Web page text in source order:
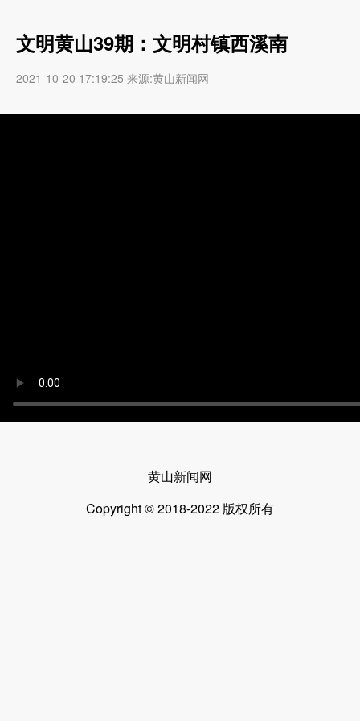
文明黄山39期：文明村镇西溪南
2021-10-20 17:19:25 来源:黄山新闻网
黄山新闻网
Copyright © 2018-2022 版权所有